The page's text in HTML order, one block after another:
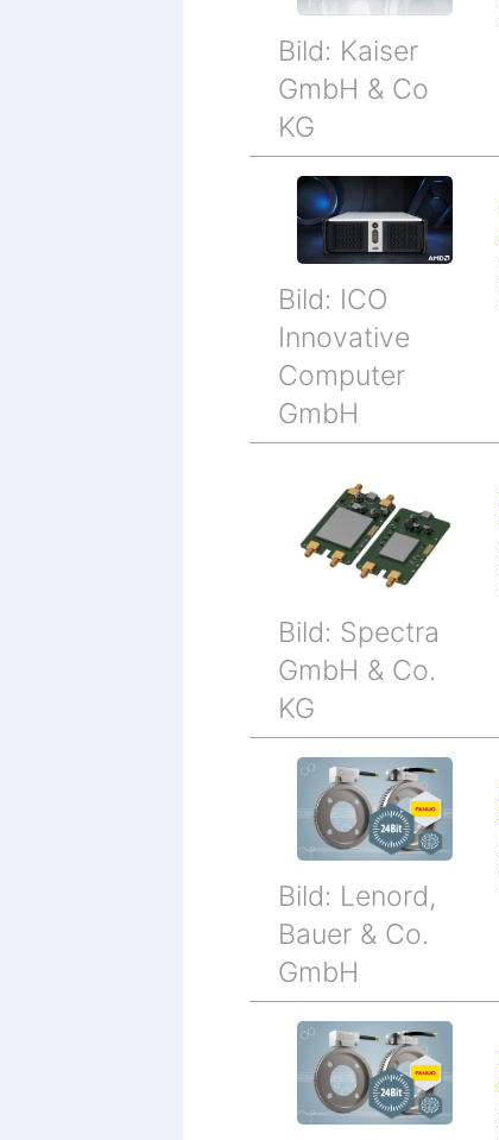
Bild: Kaiser
GmbH & Co
KG
Bild: ICO
Innovative
Computer
GmbH
Bild: Spectra
GmbH & Co.
KG
Bild: Lenord,
Bauer & Co.
GmbH